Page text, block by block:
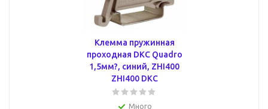
Клемма пружинная
проходная DKC Quadro
1,5мм?, синий, ZHI400
ZHI400 DKC
Много